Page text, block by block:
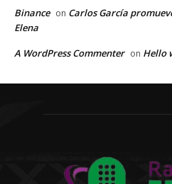
Binance on Carlos García
Elena
A WordPress Commenter on Hello